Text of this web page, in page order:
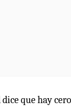
que hay